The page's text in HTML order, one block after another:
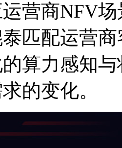
营商NFV场
匹配运营商
算力感知与
的变化。